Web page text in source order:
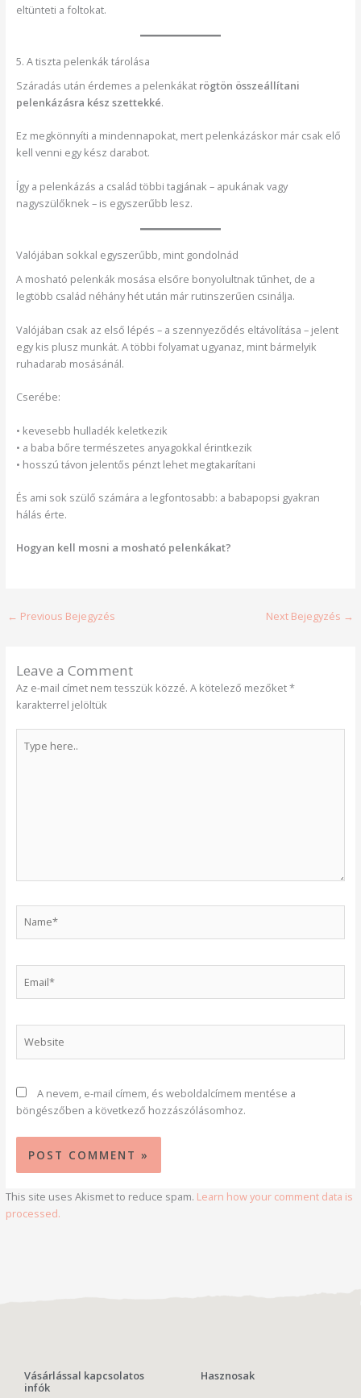
eltünteti a foltokat.
5. A tiszta pelenkák tárolása
Száradás után érdemes a pelenkákat rögtön összeállítani
pelenkázásra kész szettekké.
Ez megkönnyíti a mindennapokat, mert pelenkázáskor már csak elő
kell venni egy kész darabot.
Így a pelenkázás a család többi tagjának – apukának vagy
nagyszülőknek – is egyszerűbb lesz.
Valójában sokkal egyszerűbb, mint gondolnád
A mosható pelenkák mosása elsőre bonyolultnak tűnhet, de a
legtöbb család néhány hét után már rutinszerűen csinálja.
Valójában csak az első lépés – a szennyeződés eltávolítása – jelent
egy kis plusz munkát. A többi folyamat ugyanaz, mint bármelyik
ruhadarab mosásánál.
Cserébe:
• kevesebb hulladék keletkezik
• a baba bőre természetes anyagokkal érintkezik
• hosszú távon jelentős pénzt lehet megtakarítani
És ami sok szülő számára a legfontosabb: a babapopsi gyakran
hálás érte.
Hogyan kell mosni a mosható pelenkákat?
← Previous Bejegyzés Next Bejegyzés →
Leave a Comment
Az e-mail címet nem tesszük közzé. A kötelező mezőket*
karakterrel jelöltük
here..
A nevem, e-mail címem, és weboldalcímem mentése a
böngészőben a következő hozzászólásomhoz.
This site uses Akismet to reduce spam. Learn how your comment data is
processed.
Vásárlással kapcsolatos
infók
Hasznosak